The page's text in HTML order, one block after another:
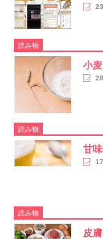
23
読み物
小
28
読み物
甘
17
読み物
皮